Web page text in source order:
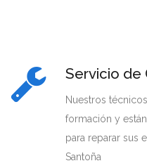
Servicio de
Nuestros
formación y
para reparar sus
Santoña